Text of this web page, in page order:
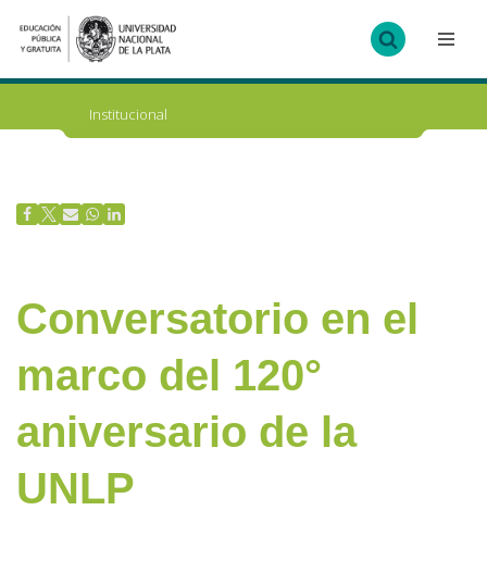
Ir
al
Institucional
Conversatorio en el
marco del 120°
aniversario de la
UNLP